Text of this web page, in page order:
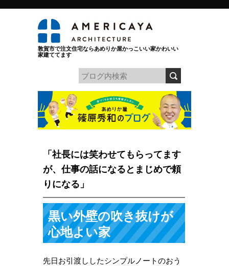
敦賀市で注文住宅ならあめりか屋かっこいい家かわいい
家建ててます
「社長には笑わせてもらってます
が、仕事の話になるとまじめで頼
りになる」
黒い外壁の吹き抜けが
心地よい家
先日お引渡ししたシンプルノートのおう